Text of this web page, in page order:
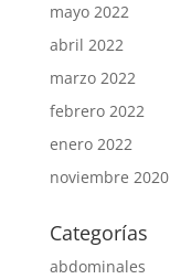
mayo 2022
abril 2022
marzo 2022
febrero 2022
enero 2022
noviembre 2020
Categorías
abdominales